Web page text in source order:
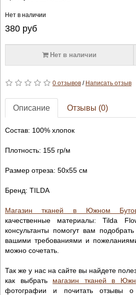
Нет в наличии
380руб
Нет в наличии
0 отзывов/ Написать отзыв
Описание Отзывы (0)
Состав: 100% хлопок
Плотность: 155 гр/м
Размер отреза: 50х55 см
Бренд: TILDA
Магазин тканей в Южном
качественные материалы: Tilda
консультанты помогут вам
вашими требованиями и
можно сочетать.
Так же у нас на сайте вы найдете
как выбрать магазин тканей в
фотографии и почитать отзывы